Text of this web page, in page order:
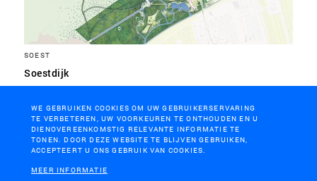
SOEST
Soestdijk
WE GEBRUIKEN COOKIES OM UW GEBRUIKERSERVARING
TE VERBETEREN, UW VOORKEUREN TE ONTHOUDEN EN U
DIENOVEREENKOMSTIG RELEVANTE INFORMATIE TE
TONEN. DOOR DEZE WEBSITE TE BLIJVEN GEBRUIKEN,
ACCEPTEERT U ONS GEBRUIK VAN COOKIES.
MEER INFORMATIE